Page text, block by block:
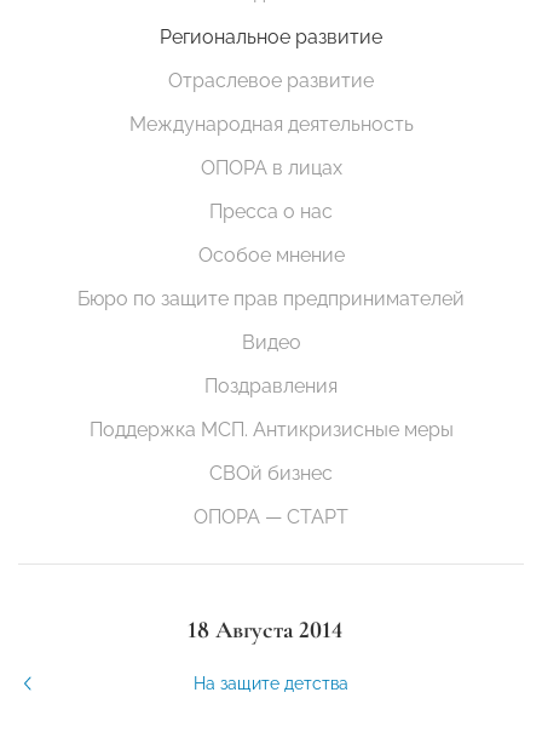
Региональное развитие
Отраслевое развитие
Международная деятельность
ОПОРА в лицах
Пресса о нас
Особое мнение
Бюро по защите прав предпринимателей
Видео
Поздравления
Поддержка МСП. Антикризисные меры
СВОй бизнес
ОПОРА — СТАРТ
18 Августа 2014
На защите детства